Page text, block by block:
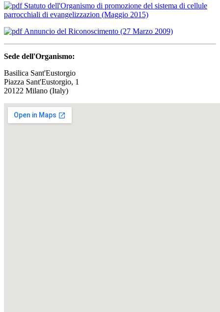
Statuto dell'Organismo di promozione del sistema di cellule
parrocchiali di evangelizzazion (Maggio 2015)
Annuncio del Riconoscimento (27 Marzo 2009)
Sede dell'Organismo:
Basilica Sant'Eustorgio
Piazza Sant'Eustorgio, 1
20122 Milano (Italy)